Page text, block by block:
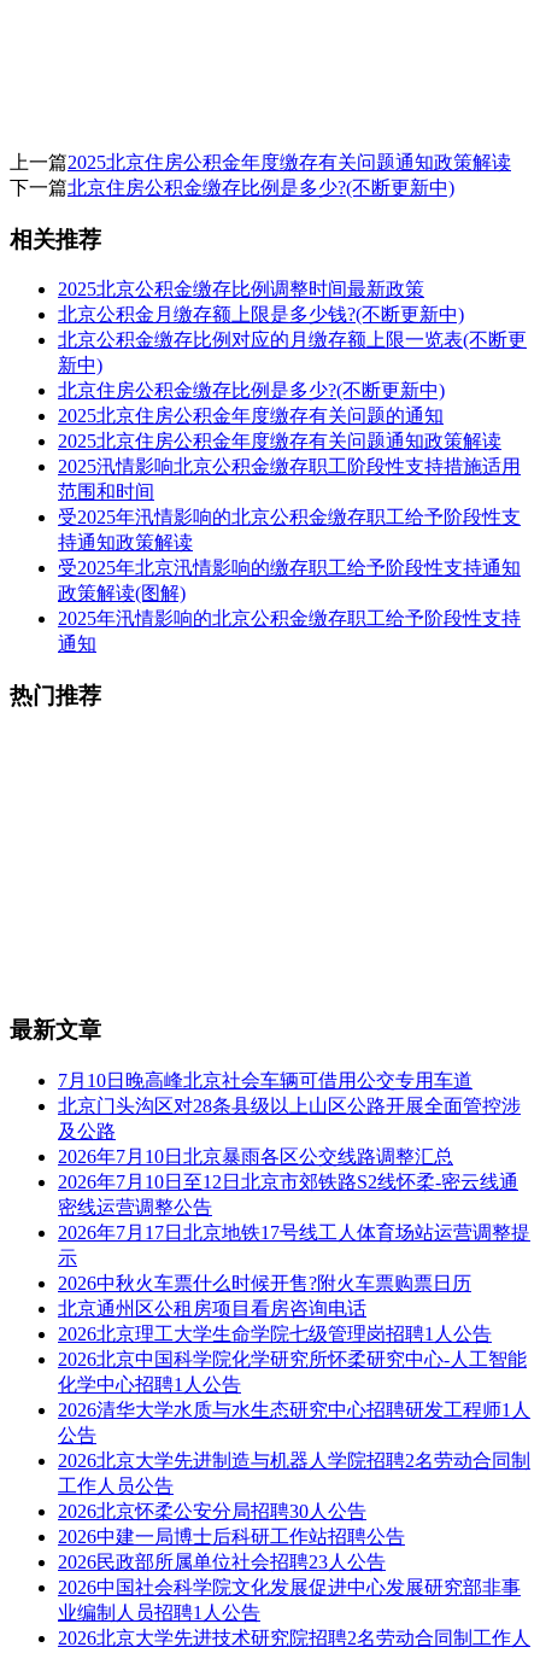
上一篇2025北京住房公积金年度缴存有关问题通知政策解读
下一篇北京住房公积金缴存比例是多少?(不断更新中)
相关推荐
2025北京公积金缴存比例调整时间最新政策
北京公积金月缴存额上限是多少钱?(不断更新中)
北京公积金缴存比例对应的月缴存额上限一览表(不断更
新中)
北京住房公积金缴存比例是多少?(不断更新中)
2025北京住房公积金年度缴存有关问题的通知
2025北京住房公积金年度缴存有关问题通知政策解读
2025汛情影响北京公积金缴存职工阶段性支持措施适用
范围和时间
受2025年汛情影响的北京公积金缴存职工给予阶段性支
持通知政策解读
受2025年北京汛情影响的缴存职工给予阶段性支持通知
政策解读(图解)
2025年汛情影响的北京公积金缴存职工给予阶段性支持
通知
热门推荐
最新文章
7月10日晚高峰北京社会车辆可借用公交专用车道
北京门头沟区对28条县级以上山区公路开展全面管控涉
及公路
2026年7月10日北京暴雨各区公交线路调整汇总
2026年7月10日至12日北京市郊铁路S2线怀柔-密云线通
密线运营调整公告
2026年7月17日北京地铁17号线工人体育场站运营调整提
示
2026中秋火车票什么时候开售?附火车票购票日历
北京通州区公租房项目看房咨询电话
2026北京理工大学生命学院七级管理岗招聘1人公告
2026北京中国科学院化学研究所怀柔研究中心-人工智能
化学中心招聘1人公告
2026清华大学水质与水生态研究中心招聘研发工程师1人
公告
2026北京大学先进制造与机器人学院招聘2名劳动合同制
工作人员公告
2026北京怀柔公安分局招聘30人公告
2026中建一局博士后科研工作站招聘公告
2026民政部所属单位社会招聘23人公告
2026中国社会科学院文化发展促进中心发展研究部非事
业编制人员招聘1人公告
2026北京大学先进技术研究院招聘2名劳动合同制工作人